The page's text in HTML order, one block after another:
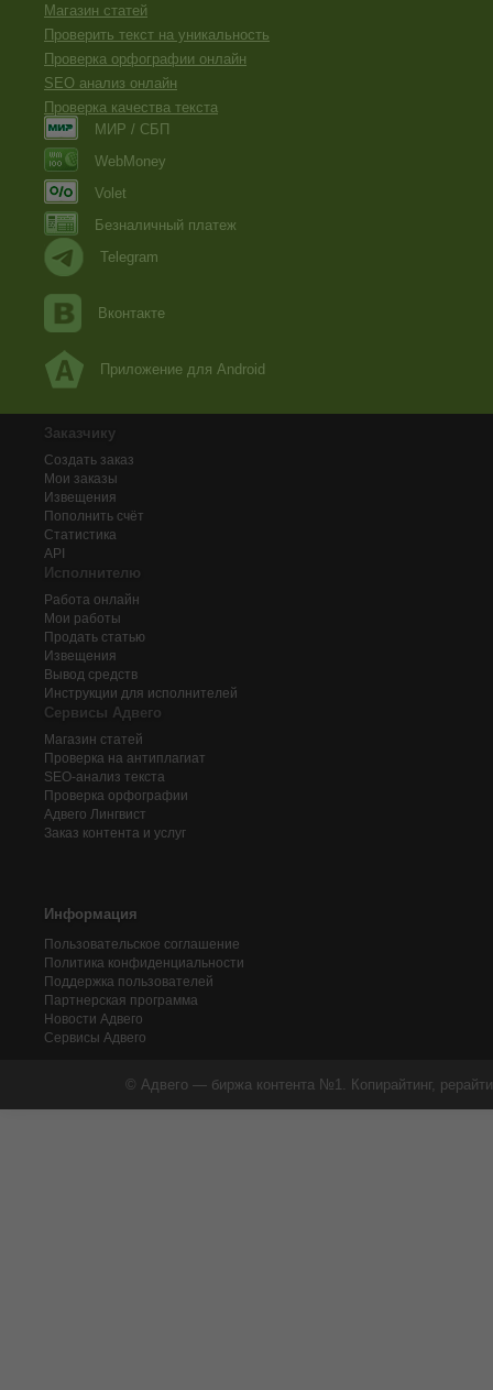
Магазин статей
Проверить текст на уникальность
Проверка орфографии онлайн
SEO анализ онлайн
Проверка качества текста
МИР / СБП
WebMoney
Volet
Безналичный платеж
Telegram
Вконтакте
Приложение для Android
Заказчику
Создать заказ
Мои заказы
Извещения
Пополнить счёт
Статистика
API
Исполнителю
Работа онлайн
Мои работы
Продать статью
Извещения
Вывод средств
Инструкции для исполнителей
Сервисы Адвего
Магазин статей
Проверка на антиплагиат
SEO-анализ текста
Проверка орфографии
Адвего Лингвист
Заказ контента и услуг
Информация
Пользовательское соглашение
Политика конфиденциальности
Поддержка пользователей
Партнерская программа
Новости Адвего
Сервисы Адвего
© Адвего — биржа контента №1. Копирайтинг,